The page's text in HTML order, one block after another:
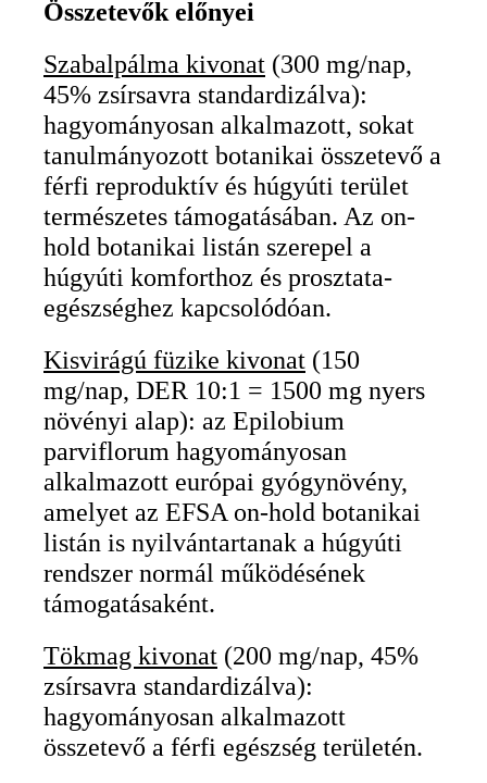
Összetevők előnyei
Szabalpálma kivonat (300 mg/nap,
45% zsírsavra standardizálva):
hagyományosan alkalmazott, sokat
tanulmányozott botanikai összetevő a
férfi reproduktív és húgyúti terület
természetes támogatásában. Az on-
hold botanikai listán szerepel a
húgyúti komforthoz és prosztata-
egészséghez kapcsolódóan.
Kisvirágú füzike kivonat (150
mg/nap, DER 10:1 = 1500 mg nyers
növényi alap): az Epilobium
parviflorum hagyományosan
alkalmazott európai gyógynövény,
amelyet az EFSA on-hold botanikai
listán is nyilvántartanak a húgyúti
rendszer normál működésének
támogatásaként.
Tökmag kivonat (200 mg/nap, 45%
zsírsavra standardizálva):
hagyományosan alkalmazott
összetevő a férfi egészség területén.